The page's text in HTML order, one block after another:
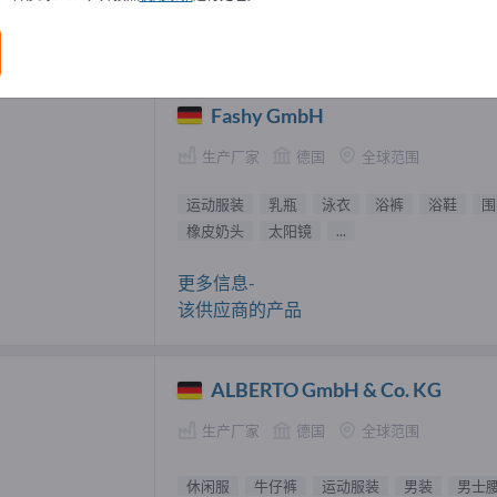
供應商 (10)
Fashy GmbH
生产厂家 德国 全球范围
运动服装 乳瓶 泳衣 浴裤 浴鞋
橡皮奶头
太阳镜 ...
更多信息-
该供应商的产品
ALBERTO GmbH & Co. KG
生产厂家 德国 全球范围
休闲服 牛仔裤 运动服装 男装
男士